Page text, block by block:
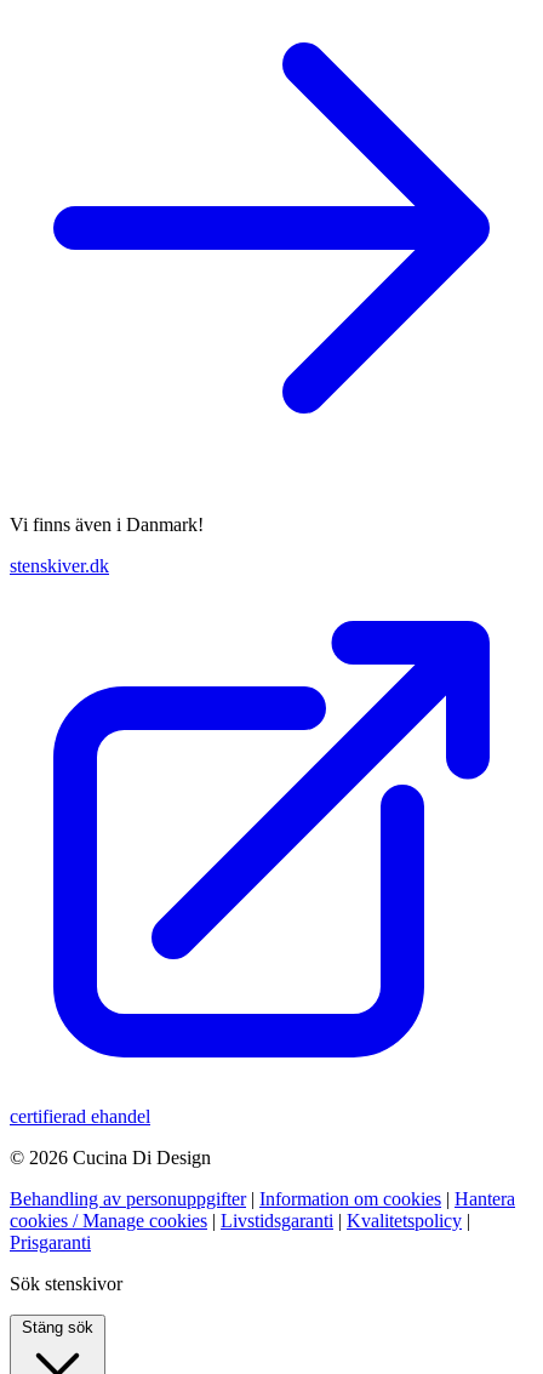
Vi finns även i Danmark!
stenskiver.dk
certifierad ehandel
© 2026 Cucina Di Design
Behandling av personuppgifter | Information om cookies | Hantera
cookies / Manage cookies | Livstidsgaranti | Kvalitetspolicy |
Prisgaranti
Sök stenskivor
Stäng sök